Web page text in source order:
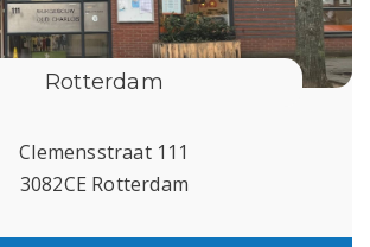
Rotterdam
Clemensstraat 111
3082CE Rotterdam